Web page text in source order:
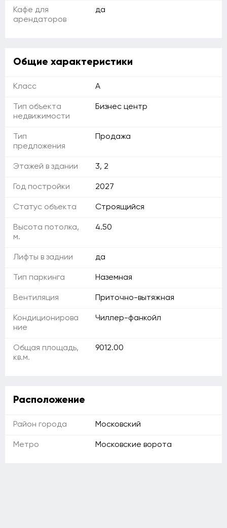
Кафе для
арендаторов
да
Общие характеристики
Класс A
Тип объекта
недвижимости
Бизнес центр
Тип
предложения
Продажа
Этажей в здании 3, 2
Год постройки 2027
Статус объекта Строящийся
Высота потолка,
м.
4.50
Лифты в заднии да
Тип паркинга Наземная
Вентиляция Приточно-вытяжная
Кондиционирова
ние
Чиллер-фанкойл
Общая площадь,
кв.м.
9012.00
Расположение
Район города Московский
Метро Московские ворота